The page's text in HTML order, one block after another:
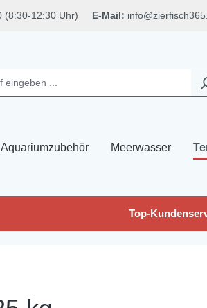
(8:30-12:30 Uhr) E-Mail:
Aquariumzubehör Meerwasser
Top-